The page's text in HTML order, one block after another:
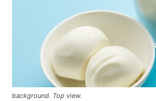
background. Top view.